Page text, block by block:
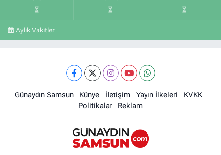
Aylık Vakitler
Günaydın Samsun Künye İletişim Yayın İlkeleri
KVKK
Politikalar
Reklam